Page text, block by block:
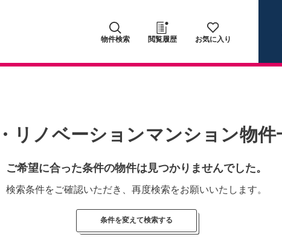
物件検索 閲覧履歴 お気に入り
リノベーションマンション物件
ご希望に合った条件の物件は見つかりませんでした。
検索条件をご確認いただき、再度検索をお願いいたします。
条件を変えて検索する